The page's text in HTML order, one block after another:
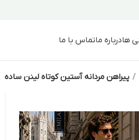
هادرباره ماتماس با ما
پیراهن مردانه آستین کوتاه لینن ساده